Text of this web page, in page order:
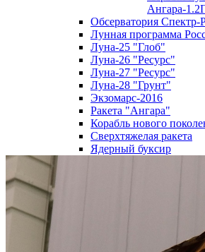
Ангара-
Обсерватория Спектр-
Лунная программа
Луна-25 "Глоб"
Луна-26 "Ресурс"
Луна-27 "Ресурс"
Луна-28 "Грунт"
Экзомарс-2016
Ракета "Ангара"
Корабль нового
Сверхтяжелая ракета
Ядерный буксир